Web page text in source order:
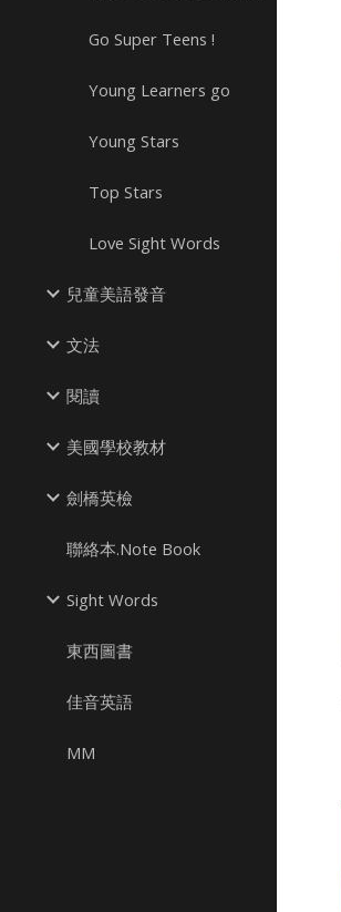
Go Super Teens !
Young Learners go
Young Stars
Top Stars
Love Sight Words
兒童美語發音
文法
閱讀
美國學校教材
劍橋英檢
聯絡本.Note Book
Sight Words
東西圖書
佳音英語
MM